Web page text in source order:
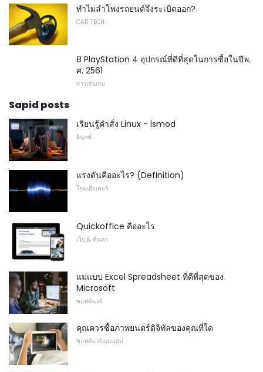
ทำไมลำโพงรถยนต์จึงระเบิดออก?
CAR TECH
8 PlayStation 4 อุปกรณ์ที่ดีที่สุดในการซื้อในปีพ.
ศ. 2561
การเล่นเกม
Sapid posts
เรียนรู้คำสั่ง Linux - lsmod
ลินุกซ์
แรงดันคืออะไร? (Definition)
โฮมเธียเตอร์
Quickoffice คืออะไร
เว็บ & ค้นหา
แม่แบบ Excel Spreadsheet ที่ดีที่สุดของ
Microsoft
ซอฟต์แวร์
คุณควรซื้อภาพยนตร์ดิจิทัลของคุณที่ใด
ซอฟต์แวร์และแอป